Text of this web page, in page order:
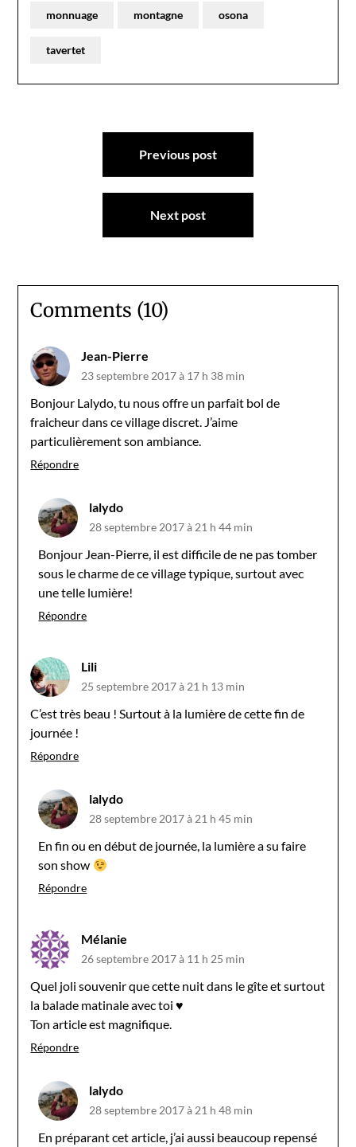
monnuage montagne osona
tavertet
Navigation
Previous post
Next post
Comments (10)
Jean-Pierre
23 septembre 2017 à 17 h 38 min
Bonjour Lalydo, tu nous offre un parfait bol de
fraicheur dans ce village discret. J’aime
particulièrement son ambiance.
Répondre
lalydo
28 septembre 2017 à 21 h 44 min
Bonjour Jean-Pierre, il est difficile de ne pas tomber
sous le charme de ce village typique, surtout avec
une telle lumière!
Répondre
Lili
25 septembre 2017 à 21 h 13 min
C’est très beau ! Surtout à la lumière de cette fin de
journée !
Répondre
lalydo
28 septembre 2017 à 21 h 45 min
En fin ou en début de journée, la lumière a su faire
son show
Répondre
Mélanie
26 septembre 2017 à 11 h 25 min
Quel joli souvenir que cette nuit dans le gîte et surtout
la balade matinale avec toi ♥
Ton article est magnifique.
Répondre
lalydo
28 septembre 2017 à 21 h 48 min
En préparant cet article, j’ai aussi beaucoup repensé